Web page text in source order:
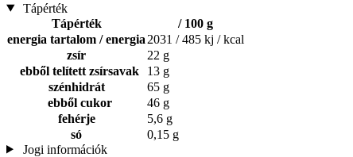
Tápérték
Tápérték
/ 100 g
energia tartalom / energia 2031 / 485 kj / kcal
zsír
22 g
ebből telített zsírsavak
13 g
szénhidrát
65 g
ebből cukor
46 g
fehérje
5,6 g
só
0,15 g
Jogi információk